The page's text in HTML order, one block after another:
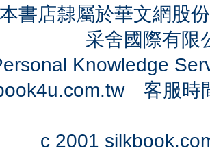
本書店隸屬於華文網股
采舍國際有
Knowledge
客服時
c 2001